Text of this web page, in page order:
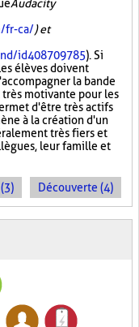
Audacity
fr-ca/) et
id408709785). Si
élèves doivent
la bande
motivante pour les
d'être très actifs
à la création d'un
très fiers et
leur famille et
Découverte (4)